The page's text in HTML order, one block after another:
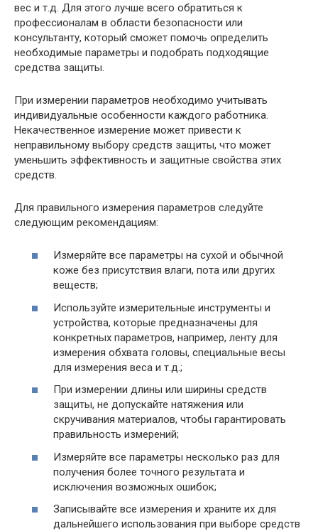
вес и т.д. Для этого лучше всего обратиться к
профессионалам в области безопасности или
консультанту, который сможет помочь определить
необходимые параметры и подобрать подходящие
средства защиты.
При измерении параметров необходимо учитывать
индивидуальные особенности каждого работника.
Некачественное измерение может привести к
неправильному выбору средств защиты, что может
уменьшить эффективность и защитные свойства этих
средств.
Для правильного измерения параметров следуйте
следующим рекомендациям:
Измеряйте все параметры на сухой и обычной
коже без присутствия влаги, пота или других
веществ;
Используйте измерительные инструменты и
устройства, которые предназначены для
конкретных параметров, например, ленту для
измерения обхвата головы, специальные весы
для измерения веса и т.д.;
При измерении длины или ширины средств
защиты, не допускайте натяжения или
скручивания материалов, чтобы гарантировать
правильность измерений;
Измеряйте все параметры несколько раз для
получения более точного результата и
исключения возможных ошибок;
Записывайте все измерения и храните их для
дальнейшего использования при выборе средств